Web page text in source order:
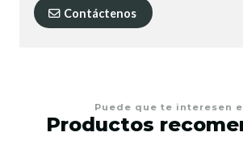
Contáctenos
Puede que te interesen
Productos